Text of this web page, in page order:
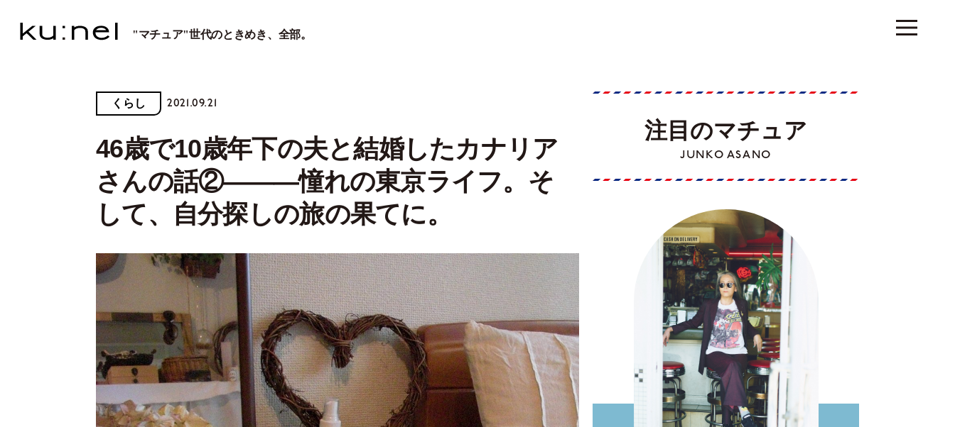
"マチュア"世代のときめき、全部。
くらし 2021.09.21
46歳で10歳年下の夫と結婚したカナリア
さんの話②―――憧れの東京ライフ。そ
して、自分探しの旅の果てに。
注目のマチュア
JUNKO ASANO